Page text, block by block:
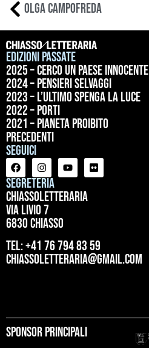
Olga Campofreda
Edizioni passate
2025 – Cerco un paese innocente
2024 – Pensieri selvaggi
2023 – L’ultimo spenga la luce
2022 – Porti
2021 – Pianeta proibito
precedenti
Seguici
Segreteria
ChiassoLetteraria
Via Livio 7
6830 Chiasso
tel: +41 76 794 83 59
chiassoletteraria@gmail.com
Sponsor principali